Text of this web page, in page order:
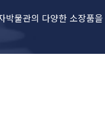
박물관의 다양한 소장품